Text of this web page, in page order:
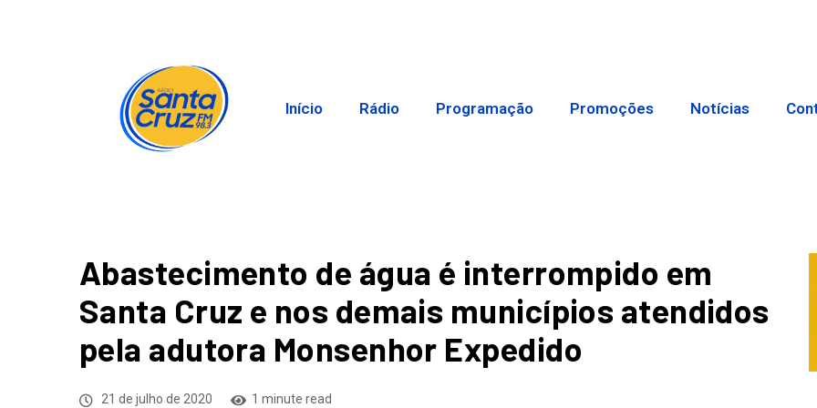
Início Rádio Programação Promoções Notícias
Abastecimento de água é interrompido em
Santa Cruz e nos demais municípios atendidos
pela adutora Monsenhor Expedido
21 de julho de 2020 1 minute read